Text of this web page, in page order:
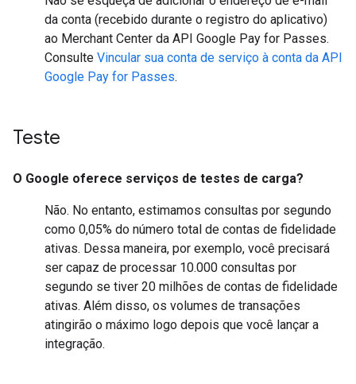
da conta (recebido durante o registro do aplicativo)
ao Merchant Center da API Google Pay for Passes.
Consulte Vincular sua conta de serviço à conta da API
Google Pay for Passes.
Teste
O Google oferece serviços de testes de carga?
Não. No entanto, estimamos consultas por segundo
como 0,05% do número total de contas de fidelidade
ativas. Dessa maneira, por exemplo, você precisará
ser capaz de processar 10.000 consultas por
segundo se tiver 20 milhões de contas de fidelidade
ativas. Além disso, os volumes de transações
atingirão o máximo logo depois que você lançar a
integração.